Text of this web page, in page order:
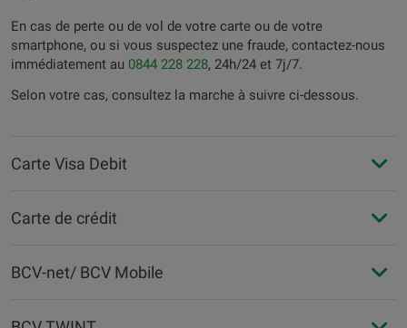
En cas de perte ou de vol de votre carte ou de votre
smartphone, ou si vous suspectez une fraude, contactez-nous
immédiatement au 0844 228 228, 24h/24 et 7j/7.
Selon votre cas, consultez la marche à suivre ci-dessous.
Carte Visa Debit
Carte de crédit
BCV-net/ BCV Mobile